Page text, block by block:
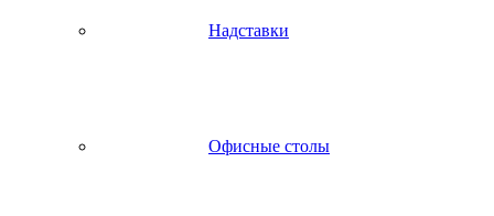
Надставки
Офисные столы